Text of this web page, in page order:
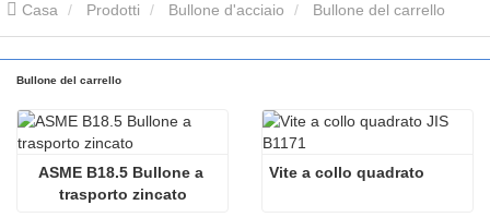
Casa Prodotti Bullone d'acciaio Bullone del carrello
Bullone del carrello
ASME B18.5 Bullone a
trasporto zincato
Vite a collo quadrato